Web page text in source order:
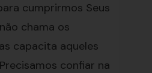
cumprirmos Seus
chama os
capacita aqueles
confiar na